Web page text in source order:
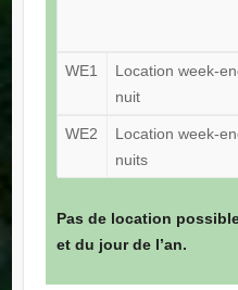
WE1
Location week-
nuit
WE2
Location week-
nuits
Pas de location
et du jour de l’an.